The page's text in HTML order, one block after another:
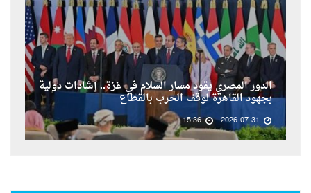
الدور المصري يقود مسار السلام في غزة.. إشادات دولية
بجهود القاهرة لوقف الحرب بالقطاع
2026-07-31
15:36